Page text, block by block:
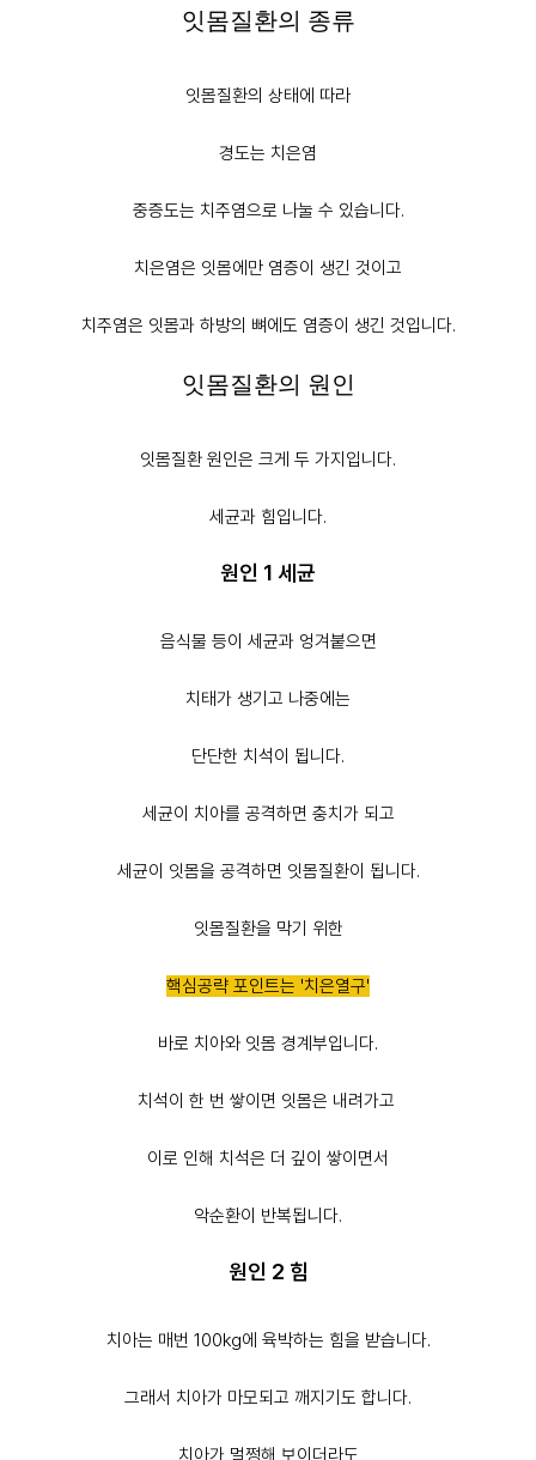
잇몸질환의 종류
잇몸질환의 상태에 따라
경도는 치은염
중증도는 치주염으로 나눌 수 있습니다.
치은염은 잇몸에만 염증이 생긴 것이고
치주염은 잇몸과 하방의 뼈에도 염증이 생긴 것입니다.
잇몸질환의 원인
잇몸질환 원인은 크게 두 가지입니다.
세균과 힘입니다.
원인 1 세균
음식물 등이 세균과 엉겨붙으면
치태가 생기고 나중에는
단단한 치석이 됩니다.
세균이 치아를 공격하면 충치 가 되고
세균이 잇몸을 공격하면 잇몸질환이 됩니다.
잇몸질환을 막기 위한
핵심공략 포인트는 '치은열구'
바로 치아와 잇몸 경계부입니다.
치석이 한 번 쌓이면 잇몸은 내려가고
이로 인해 치석은 더 깊이 쌓이면서
악순환이 반복됩니다.
원인 2 힘
치아는 매번 100kg에 육박하는 힘을 받습니다.
그래서 치아가 마모되고 깨지기도 합니다.
치아가 멀쩡해 보이더라도